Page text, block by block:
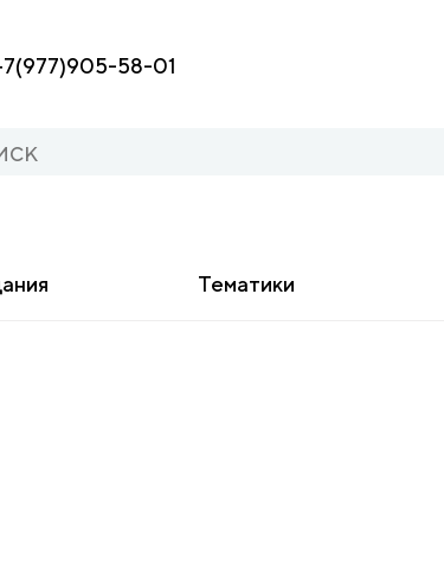
58-01
Тематики